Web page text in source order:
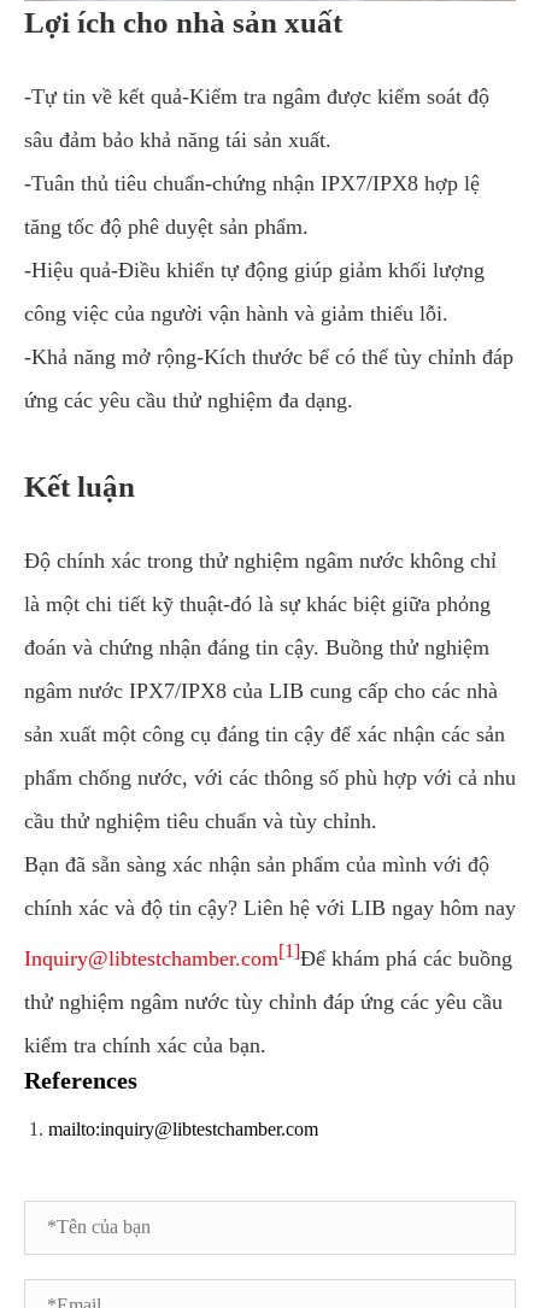
Lợi ích cho nhà sản xuất
-Tự tin về kết quả-Kiểm tra ngâm được kiểm soát độ
sâu đảm bảo khả năng tái sản xuất.
-Tuân thủ tiêu chuẩn-chứng nhận IPX7/IPX8 hợp lệ
tăng tốc độ phê duyệt sản phẩm.
-Hiệu quả-Điều khiển tự động giúp giảm khối lượng
công việc của người vận hành và giảm thiểu lỗi.
-Khả năng mở rộng-Kích thước bể có thể tùy chỉnh đáp
ứng các yêu cầu thử nghiệm đa dạng.
Kết luận
Độ chính xác trong thử nghiệm ngâm nước không chỉ
là một chi tiết kỹ thuật-đó là sự khác biệt giữa phỏng
đoán và chứng nhận đáng tin cậy. Buồng thử nghiệm
ngâm nước IPX7/IPX8 của LIB cung cấp cho các nhà
sản xuất một công cụ đáng tin cậy để xác nhận các sản
phẩm chống nước, với các thông số phù hợp với cả nhu
cầu thử nghiệm tiêu chuẩn và tùy chỉnh.
Bạn đã sẵn sàng xác nhận sản phẩm của mình với độ
chính xác và độ tin cậy? Liên hệ với LIB ngay hôm nay
Inquiry@libtestchamber.com[1]Để khám phá các buồng
thử nghiệm ngâm nước tùy chỉnh đáp ứng các yêu cầu
kiểm tra chính xác của bạn.
References
mailto:inquiry@libtestchamber.com